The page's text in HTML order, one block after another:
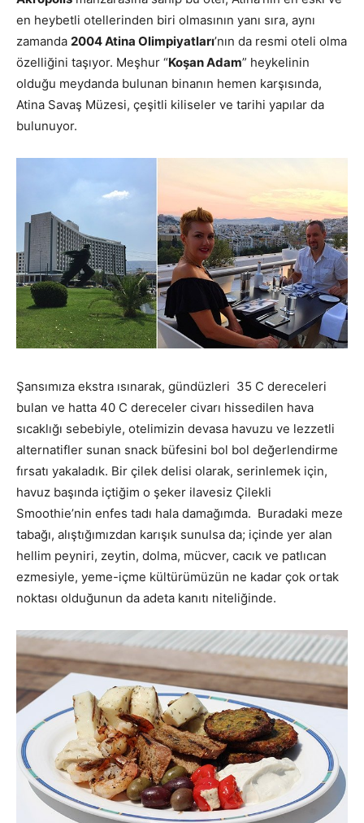
en heybetli otellerinden biri olmasının yanı sıra, aynı
zamanda 2004 Atina Olimpiyatları’nın da resmi oteli olma
özelliğini taşıyor. Meşhur “Koşan Adam” heykelinin
olduğu meydanda bulunan binanın hemen karşısında,
Atina Savaş Müzesi, çeşitli kiliseler ve tarihi yapılar da
bulunuyor.
Şansımıza ekstra ısınarak, gündüzleri 35 C dereceleri
bulan ve hatta 40 C dereceler civarı hissedilen hava
sıcaklığı sebebiyle, otelimizin devasa havuzu ve lezzetli
alternatifler sunan snack büfesini bol bol değerlendirme
fırsatı yakaladık. Bir çilek delisi olarak, serinlemek için,
havuz başında içtiğim o şeker ilavesiz Çilekli
Smoothie’nin enfes tadı hala damağımda. Buradaki meze
tabağı, alıştığımızdan karışık sunulsa da; içinde yer alan
hellim peyniri, zeytin, dolma, mücver, cacık ve patlıcan
ezmesiyle, yeme-içme kültürümüzün ne kadar çok ortak
noktası olduğunun da adeta kanıtı niteliğinde.